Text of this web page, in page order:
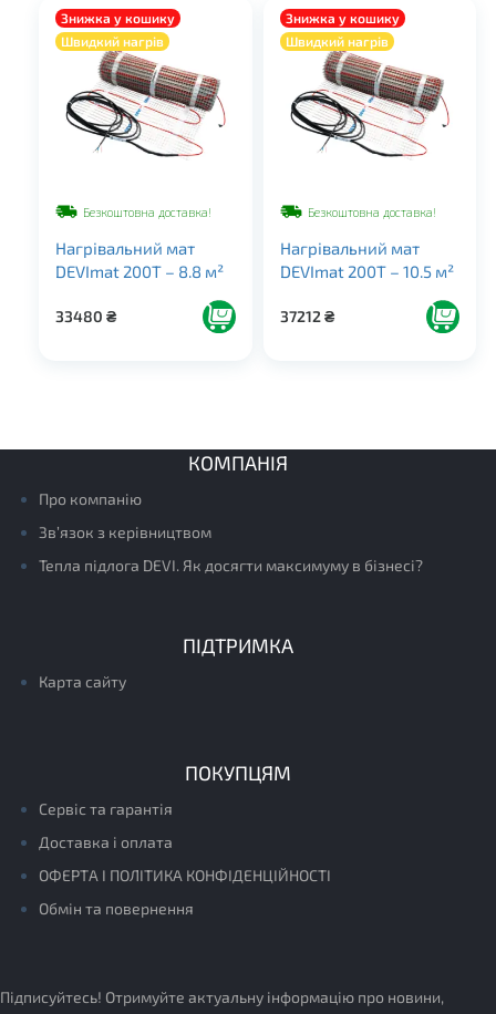
Знижка у кошику
Швидкий нагрів
Безкоштовна доставка!
Нагрівальний мат
DEVImat 200T – 8.8 м²
33480 ₴
Знижка у кошику
Швидкий нагрів
Безкоштовна доставка!
Нагрівальний мат
DEVImat 200T – 10.5 м²
37212₴
КОМПАНІЯ
Про компанію
Зв’язок з керівництвом
Тепла підлога DEVI. Як досягти максимуму в бізнесі?
ПІДТРИМКА
Карта сайту
ПОКУПЦЯМ
Сервіс та гарантія
Доставка і оплата
ОФЕРТА І ПОЛІТИКА КОНФІДЕНЦІЙНОСТІ
Обмін та повернення
Підписуйтесь! Отримуйте актуальну інформацію про новини,